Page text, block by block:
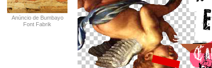
Anúncio de Bumbayo
Font Fabrik